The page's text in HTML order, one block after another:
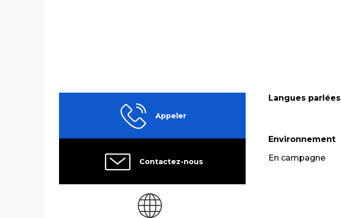
Appeler
Contactez-nous
Langues parlées
Langues parlées
Environnement
Environnement
En campagne